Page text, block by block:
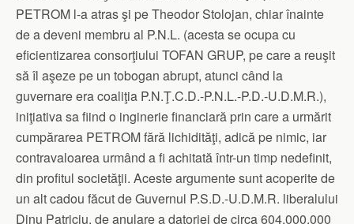
PETROM l-a atras şi pe Theodor Stolojan, chiar înainte
de a deveni membru al P.N.L. (acesta se ocupa cu
eficientizarea consorţiului TOFAN GRUP, pe care a reuşit
să îl aşeze pe un tobogan abrupt, atunci când la
guvernare era coaliţia P.N.Ţ.C.D.-P.N.L.-P.D.-U.D.M.R.),
iniţiativa sa fiind o inginerie financiară prin care a urmărit
cumpărarea PETROM fără lichidităţi, adică pe nimic, iar
contravaloarea urmând a fi achitată într-un timp nedefinit,
din profitul societăţii. Aceste argumente sunt acoperite de
un alt cadou făcut de Guvernul P.S.D.-U.D.M.R. liberalului
Dinu Patriciu, de anulare a datoriei de circa 604.000.000